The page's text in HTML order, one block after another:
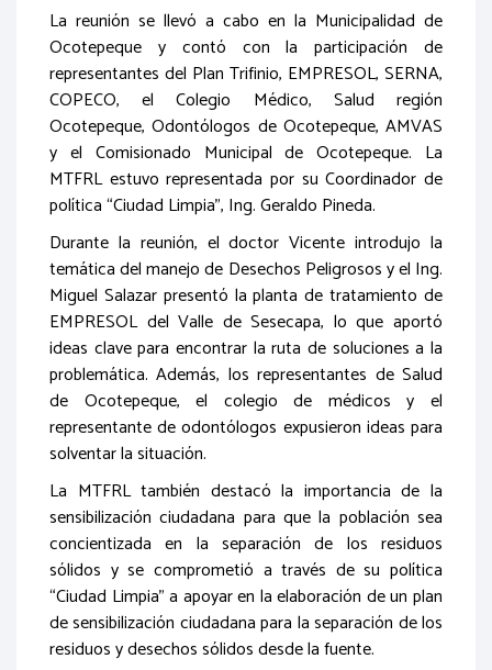
La reunión se llevó a cabo en la Municipalidad de
Ocotepeque y contó con la participación de
representantes del Plan Trifinio, EMPRESOL, SERNA,
COPECO, el Colegio Médico, Salud región
Ocotepeque, Odontólogos de Ocotepeque, AMVAS
y el Comisionado Municipal de Ocotepeque. La
MTFRL estuvo representada por su Coordinador de
política “Ciudad Limpia”, Ing. Geraldo Pineda.
Durante la reunión, el doctor Vicente introdujo la
temática del manejo de Desechos Peligrosos y el Ing.
Miguel Salazar presentó la planta de tratamiento de
EMPRESOL del Valle de Sesecapa, lo que aportó
ideas clave para encontrar la ruta de soluciones a la
problemática. Además, los representantes de Salud
de Ocotepeque, el colegio de médicos y el
representante de odontólogos expusieron ideas para
solventar la situación.
La MTFRL también destacó la importancia de la
sensibilización ciudadana para que la población sea
concientizada en la separación de los residuos
sólidos y se comprometió a través de su política
“Ciudad Limpia” a apoyar en la elaboración de un plan
de sensibilización ciudadana para la separación de los
residuos y desechos sólidos desde la fuente.